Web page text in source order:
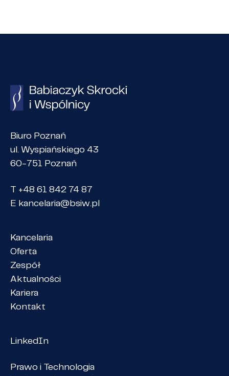
Biuro Poznań
ul. Wyspiańskiego 43
60-751 Poznań
T +48 61 842 74 87
E kancelaria@bsiw.pl
Kancelaria
Oferta
Zespół
Aktualności
Kariera
Kontakt
LinkedIn
Prawo i Technologia